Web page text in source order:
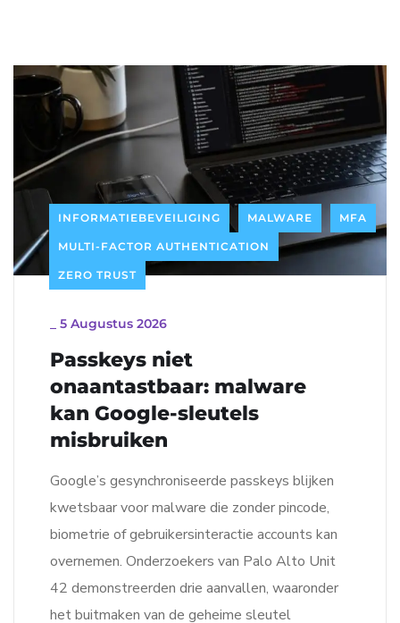
INFORMATIEBEVEILIGING MALWARE MFA
MULTI-FACTOR AUTHENTICATION
ZERO TRUST
5 Augustus 2026
Passkeys niet
onaantastbaar: malware
kan Google-sleutels
misbruiken
Google’s gesynchroniseerde passkeys blijken
kwetsbaar voor malware die zonder pincode,
biometrie of gebruikersinteractie accounts kan
overnemen. Onderzoekers van Palo Alto Unit
42 demonstreerden drie aanvallen, waaronder
het buitmaken van de geheime sleutel